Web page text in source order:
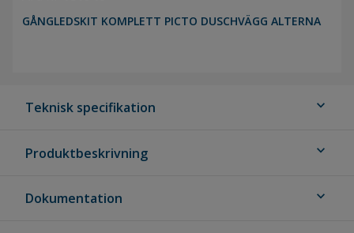
GÅNGLEDSKIT KOMPLETT PICTO DUSCHVÄGG ALTERNA
Teknisk specifikation expand_more
Produktbeskrivning expand_more
Dokumentation expand_more